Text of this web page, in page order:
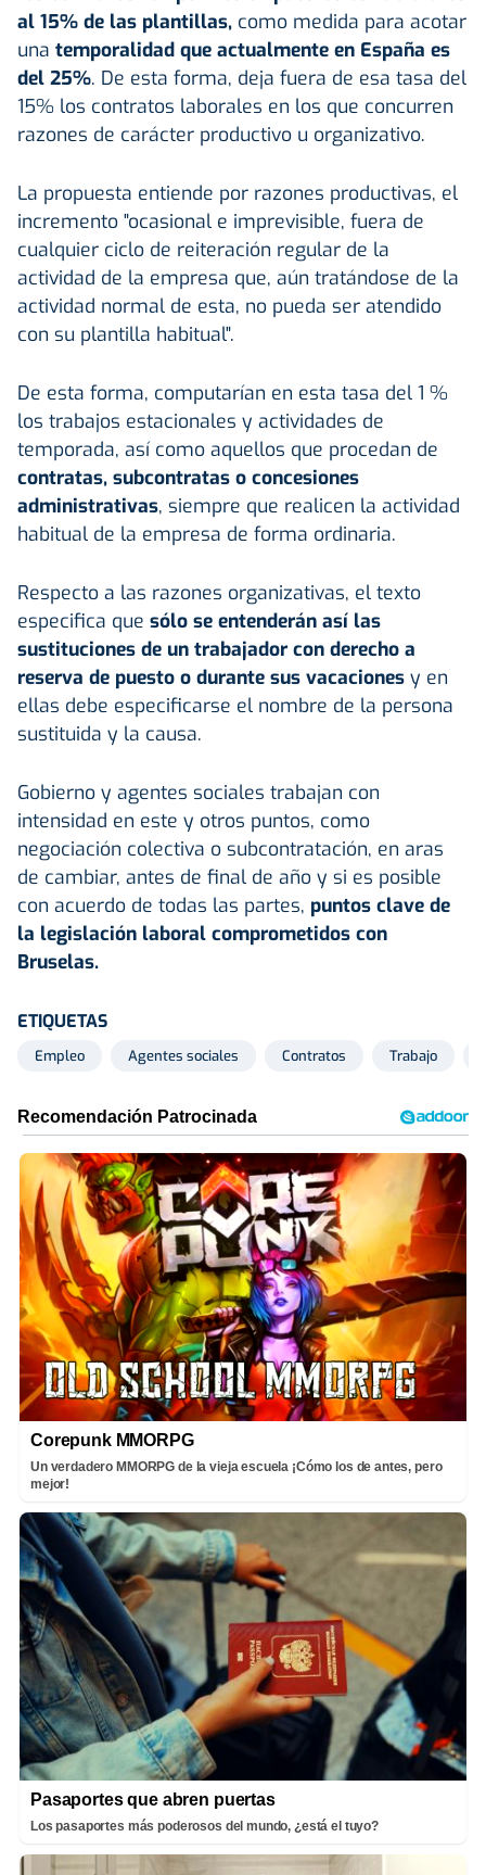
al 15% de las plantillas, como medida para acotar
una temporalidad que actualmente en España es
del 25%. De esta forma, deja fuera de esa tasa del
15% los contratos laborales en los que concurren
razones de carácter productivo u organizativo.
La propuesta entiende por razones productivas, el
incremento "ocasional e imprevisible, fuera de
cualquier ciclo de reiteración regular de la
actividad de la empresa que, aún tratándose de la
actividad normal de esta, no pueda ser atendido
con su plantilla habitual".
De esta forma, computarían en esta tasa del 1 %
los trabajos estacionales y actividades de
temporada, así como aquellos que procedan de
contratas, subcontratas o concesiones
administrativas, siempre que realicen la actividad
habitual de la empresa de forma ordinaria.
Respecto a las razones organizativas, el texto
especifica que sólo se entenderán así las
sustituciones de un trabajador con derecho a
reserva de puesto o durante sus vacaciones y en
ellas debe especificarse el nombre de la persona
sustituida y la causa.
Gobierno y agentes sociales trabajan con
intensidad en este y otros puntos, como
negociación colectiva o subcontratación, en aras
de cambiar, antes de final de año y si es posible
con acuerdo de todas las partes, puntos clave de
la legislación laboral comprometidos con
Bruselas.
ETIQUETAS
Empleo Agentes sociales Contratos Trabajo
Corepunk MMORPG
Un verdadero MMORPG de la vieja escuela ¡Cómo los de antes, pero
mejor!
Pasaportes que abren puertas
Los pasaportes más poderosos del mundo, ¿está el tuyo?